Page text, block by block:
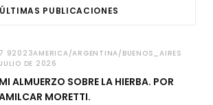
ÚLTIMAS PUBLICACIONES
7 92023AMERICA/ARGENTINA/BUENOS_AIRES
JULIO DE 2026
MI ALMUERZO SOBRE LA HIERBA. POR
MORETTI.